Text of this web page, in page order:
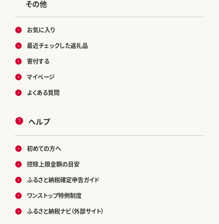
その他
お気に入り
最近チェックした返礼品
寄付する
マイページ
よくある質問
ヘルプ
初めての方へ
控除上限金額の目安
ふるさと納税確定申告ガイド
ワンストップ特例制度
ふるさと納税ナビ（外部サイト）